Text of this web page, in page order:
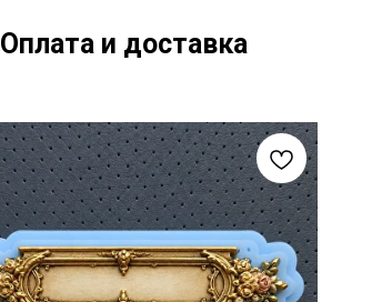
Оплата и доставка